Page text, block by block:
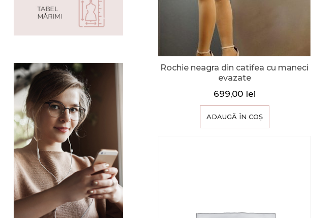
Rochie neagra din catifea cu maneci
evazate
699,00 lei
ADAUGĂ ÎN COȘ